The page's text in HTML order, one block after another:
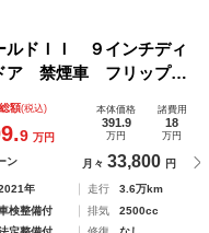
ドＩＩ ９インチディ
ア 禁煙車 フリップダ
害軽減システム レー
前後ドラレコ ＥＴ
額(税込)
9 万円
本体価格
391.9
万円
諸費用
18
万円
ン 月々 33,800 円
年 走行
3.6万km
検整備付 排気
2500cc